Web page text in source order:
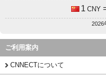
1 CNY
2026
ご利用案内
CNNECTについて